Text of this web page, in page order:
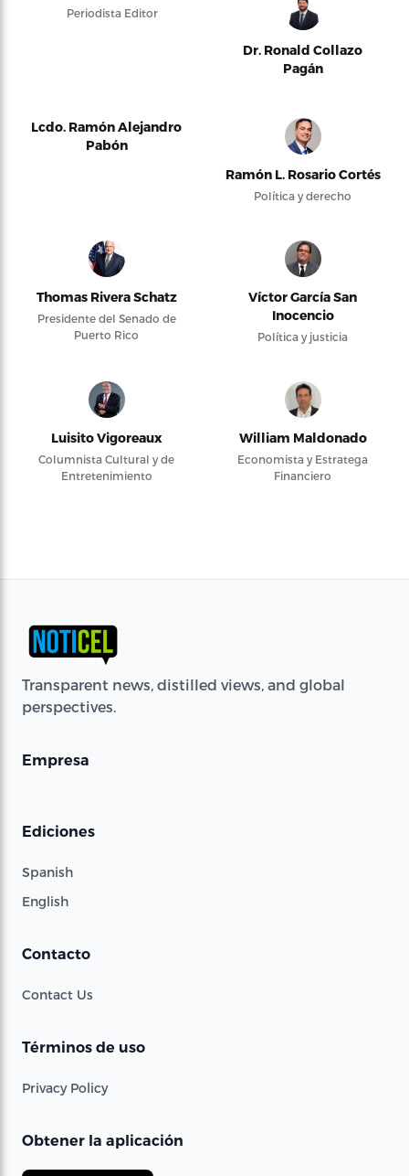
Periodista Editor
Dr. Ronald Collazo
Pagán
Lcdo. Ramón Alejandro
Pabón
Ramón L. Rosario Cortés
Política y derecho
Thomas Rivera Schatz
Presidente del Senado de
Puerto Rico
Víctor García San
Inocencio
Política y justicia
Luisito Vigoreaux
Columnista Cultural y de
Entretenimiento
William Maldonado
Economista y Estratega
Financiero
Transparent news, distilled views, and global
perspectives.
Empresa
Ediciones
Spanish
English
Contacto
Contact Us
Términos de uso
Privacy Policy
Obtener la aplicación